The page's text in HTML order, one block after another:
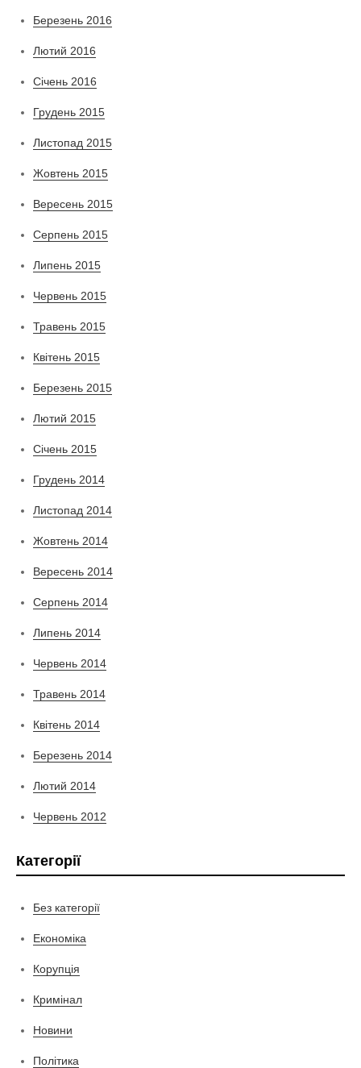
Березень 2016
Лютий 2016
Січень 2016
Грудень 2015
Листопад 2015
Жовтень 2015
Вересень 2015
Серпень 2015
Липень 2015
Червень 2015
Травень 2015
Квітень 2015
Березень 2015
Лютий 2015
Січень 2015
Грудень 2014
Листопад 2014
Жовтень 2014
Вересень 2014
Серпень 2014
Липень 2014
Червень 2014
Травень 2014
Квітень 2014
Березень 2014
Лютий 2014
Червень 2012
Категорії
Без категорії
Економіка
Корупція
Кримінал
Новини
Політика